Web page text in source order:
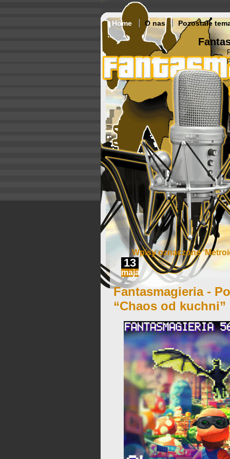
Home O nas Pozostałe
Wpisy oznaczone
13
maja
Fantasmagieria -
“Chaos od kuchni”